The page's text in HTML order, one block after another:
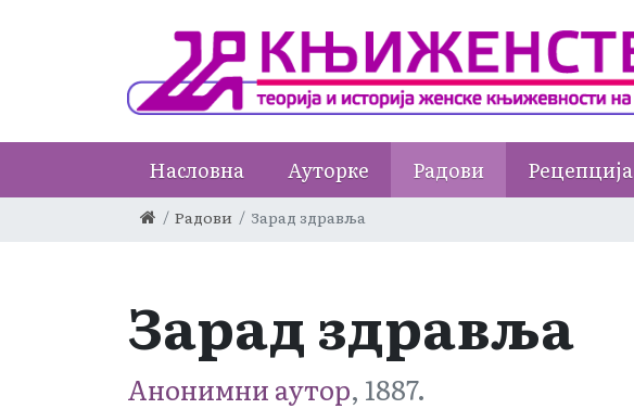
Насловна Ауторке Радови Рецепција
Радови Зарад здравља
Зарад здравља
Анонимни аутор, 1887.